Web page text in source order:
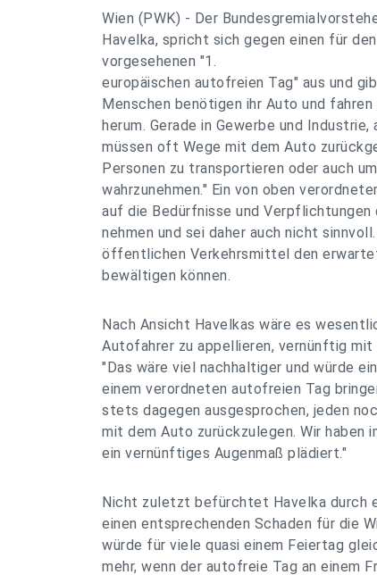
Wien (PWK) - Der
Havelka, spricht sich gegen einen für
vorgesehenen "1.
europäischen autofreien Tag" aus und
Menschen benötigen ihr Auto und
herum. Gerade in Gewerbe und
müssen oft Wege mit dem Auto
Personen zu transportieren oder auch
wahrzunehmen." Ein von oben
auf die Bedürfnisse und
nehmen und sei daher auch nicht
öffentlichen Verkehrsmittel den
bewältigen können.
Nach Ansicht Havelkas wäre es
Autofahrer zu appellieren, vernünftig mit
"Das wäre viel nachhaltiger und würde
einem verordneten autofreien Tag
stets dagegen ausgesprochen, jeden
mit dem Auto zurückzulegen. Wir haben
ein vernünftiges Augenmaß plädiert."
Nicht zuletzt befürchtet Havelka durch
einen entsprechenden Schaden für die
würde für viele quasi einem Feiertag
mehr, wenn der autofreie Tag an einem